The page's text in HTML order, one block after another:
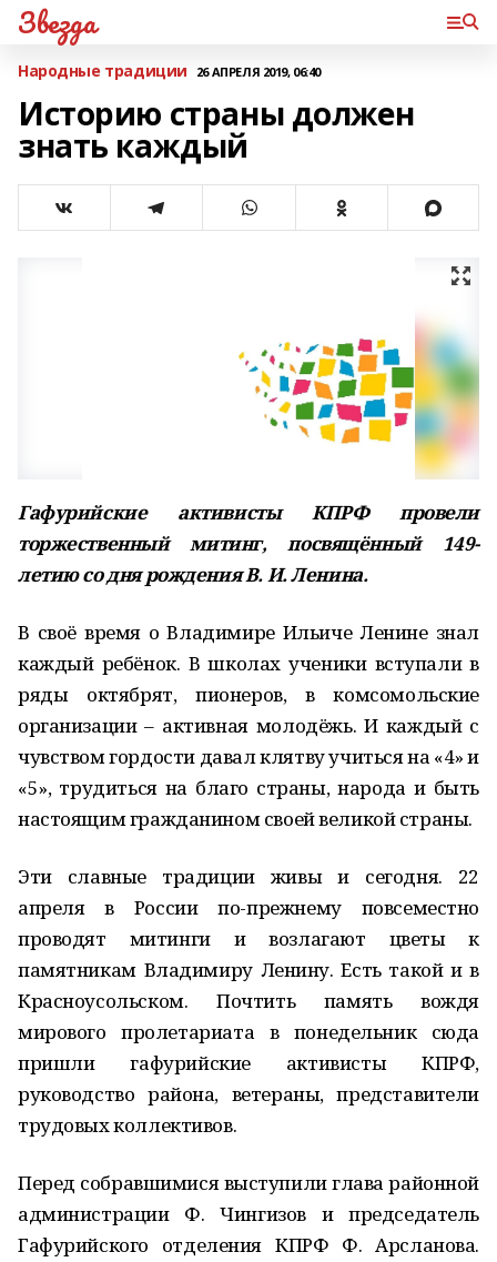
Звезда
Народные традиции 26 АПРЕЛЯ 2019, 06:40
Историю страны должен
знать каждый
Гафурийские активисты КПРФ провели
торжественный митинг, посвящённый 149-
летию со дня рождения В. И. Ленина.
В своё время о Владимире Ильиче Ленине знал
каждый ребёнок. В школах ученики вступали в
ряды октябрят, пионеров, в комсомольские
организации – активная молодёжь. И каждый с
чувством гордости давал клятву учиться на «4» и
«5», трудиться на благо страны, народа и быть
настоящим гражданином своей великой страны.
Эти славные традиции живы и сегодня. 22
апреля в России по-прежнему повсеместно
проводят митинги и возлагают цветы к
памятникам Владимиру Ленину. Есть такой и в
Красноусольском. Почтить память вождя
мирового пролетариата в понедельник сюда
пришли гафурийские активисты КПРФ,
руководство района, ветераны, представители
трудовых коллективов.
Перед собравшимися выступили глава районной
администрации Ф. Чингизов и председатель
Гафурийского отделения КПРФ Ф. Арсланова.